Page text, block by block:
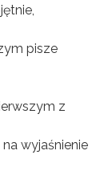
pisze
z
wyjaśnienie